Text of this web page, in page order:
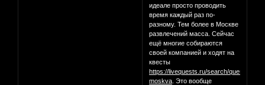
идеале просто проводить
время каждый раз по-
разному. Тем более в Москве
развлечений масса. Сейчас
ещё многие собираются
своей компанией и ходят на
квесты
https://livequests.ru/search/quest-
moskva . Это вообще